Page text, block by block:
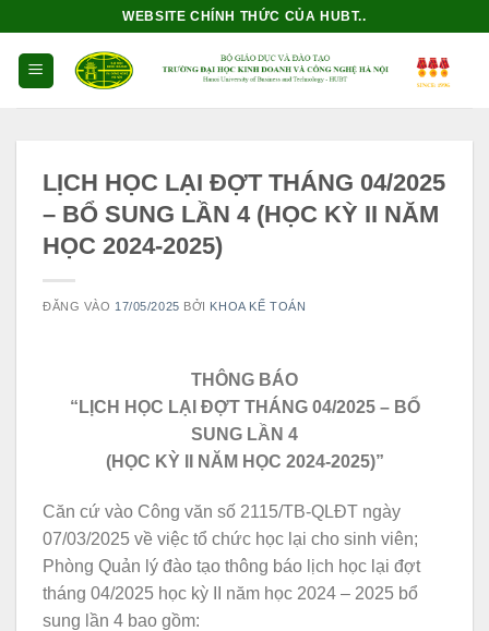
dung
WEBSITE CHÍNH THỨC CỦA HUBT..
LỊCH HỌC LẠI ĐỢT THÁNG 04/2025
– BỔ SUNG LẦN 4 (HỌC KỲ II NĂM
HỌC 2024-2025)
ĐĂNG VÀO 17/05/2025 BỞI KHOA KẾ TOÁN
THÔNG BÁO
“LỊCH HỌC LẠI ĐỢT THÁNG 04/2025 – BỔ
SUNG LẦN 4
(HỌC KỲ II NĂM HỌC 2024-2025)”
Căn cứ vào Công văn số 2115/TB-QLĐT ngày
07/03/2025 về việc tổ chức học lại cho sinh viên;
Phòng Quản lý đào tạo thông báo lịch học lại đợt
tháng 04/2025 học kỳ II năm học 2024 – 2025 bổ
sung lần 4 bao gồm: